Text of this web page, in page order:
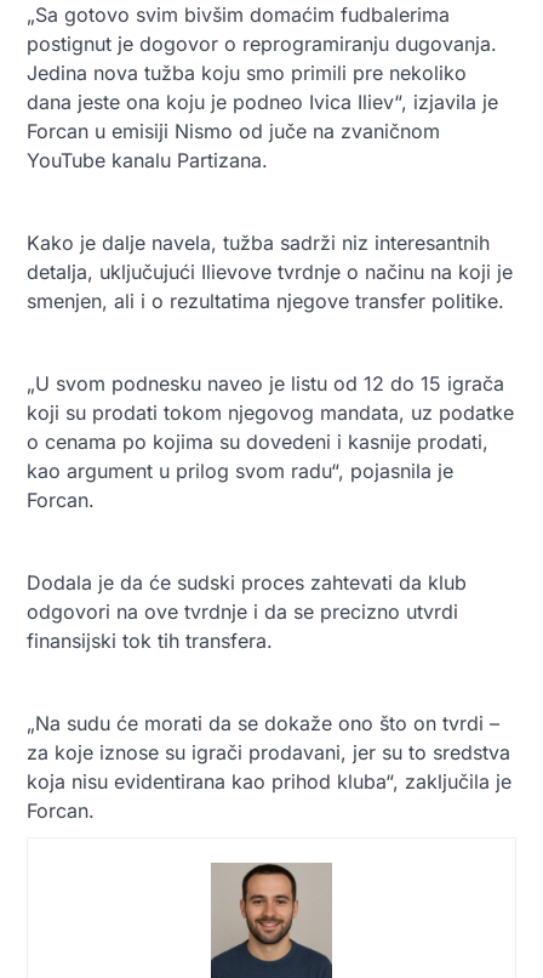
„Sa gotovo svim bivšim domaćim fudbalerima
postignut je dogovor o reprogramiranju dugovanja.
Jedina nova tužba koju smo primili pre nekoliko
dana jeste ona koju je podneo Ivica Iliev“, izjavila je
Forcan u emisiji Nismo od juče na zvaničnom
YouTube kanalu Partizana.
Kako je dalje navela, tužba sadrži niz interesantnih
detalja, uključujući Ilievove tvrdnje o načinu na koji je
smenjen, ali i o rezultatima njegove transfer politike.
„U svom podnesku naveo je listu od 12 do 15 igrača
koji su prodati tokom njegovog mandata, uz podatke
o cenama po kojima su dovedeni i kasnije prodati,
kao argument u prilog svom radu“, pojasnila je
Forcan.
Dodala je da će sudski proces zahtevati da klub
odgovori na ove tvrdnje i da se precizno utvrdi
finansijski tok tih transfera.
„Na sudu će morati da se dokaže ono što on tvrdi –
za koje iznose su igrači prodavani, jer su to sredstva
koja nisu evidentirana kao prihod kluba“, zaključila je
Forcan.